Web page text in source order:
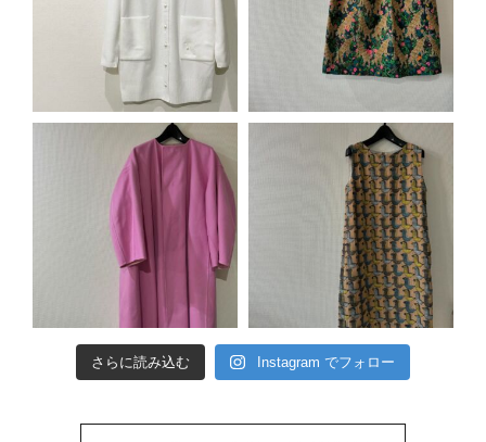
さらに読み込む Instagram でフォロー